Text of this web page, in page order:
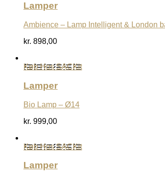
Lamper
Ambience – Lamp Intelligent & London
kr. 898,00
Køb Hos SACKit
Lamper
Bio Lamp – Ø14
kr. 999,00
Køb Hos SACKit
Lamper